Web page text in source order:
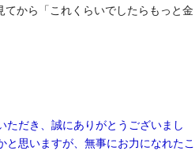
から「これくらいでしたらもっと金
ただき、誠にありがとうございまし
思いますが、無事にお力になれたこ